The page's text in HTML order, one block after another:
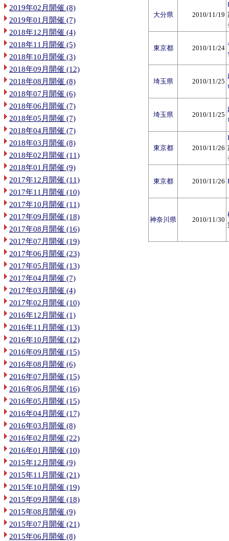
2019年02月開催 (8)
2019年01月開催 (7)
2018年12月開催 (4)
2018年11月開催 (5)
2018年10月開催 (3)
2018年09月開催 (12)
2018年08月開催 (8)
2018年07月開催 (6)
2018年06月開催 (7)
2018年05月開催 (7)
2018年04月開催 (7)
2018年03月開催 (8)
2018年02月開催 (11)
2018年01月開催 (9)
2017年12月開催 (11)
2017年11月開催 (10)
2017年10月開催 (11)
2017年09月開催 (18)
2017年08月開催 (16)
2017年07月開催 (19)
2017年06月開催 (23)
2017年05月開催 (13)
2017年04月開催 (7)
2017年03月開催 (4)
2017年02月開催 (10)
2016年12月開催 (1)
2016年11月開催 (13)
2016年10月開催 (12)
2016年09月開催 (15)
2016年08月開催 (6)
2016年07月開催 (15)
2016年06月開催 (16)
2016年05月開催 (15)
2016年04月開催 (17)
2016年03月開催 (8)
2016年02月開催 (22)
2016年01月開催 (10)
2015年12月開催 (9)
2015年11月開催 (21)
2015年10月開催 (19)
2015年09月開催 (18)
2015年08月開催 (9)
2015年07月開催 (21)
2015年06月開催 (8)
大分県 2010/11/19
東京都 2010/11/24
埼玉県 2010/11/25
埼玉県 2010/11/25
東京都 2010/11/26
東京都 2010/11/26
神奈川県 2010/11/30